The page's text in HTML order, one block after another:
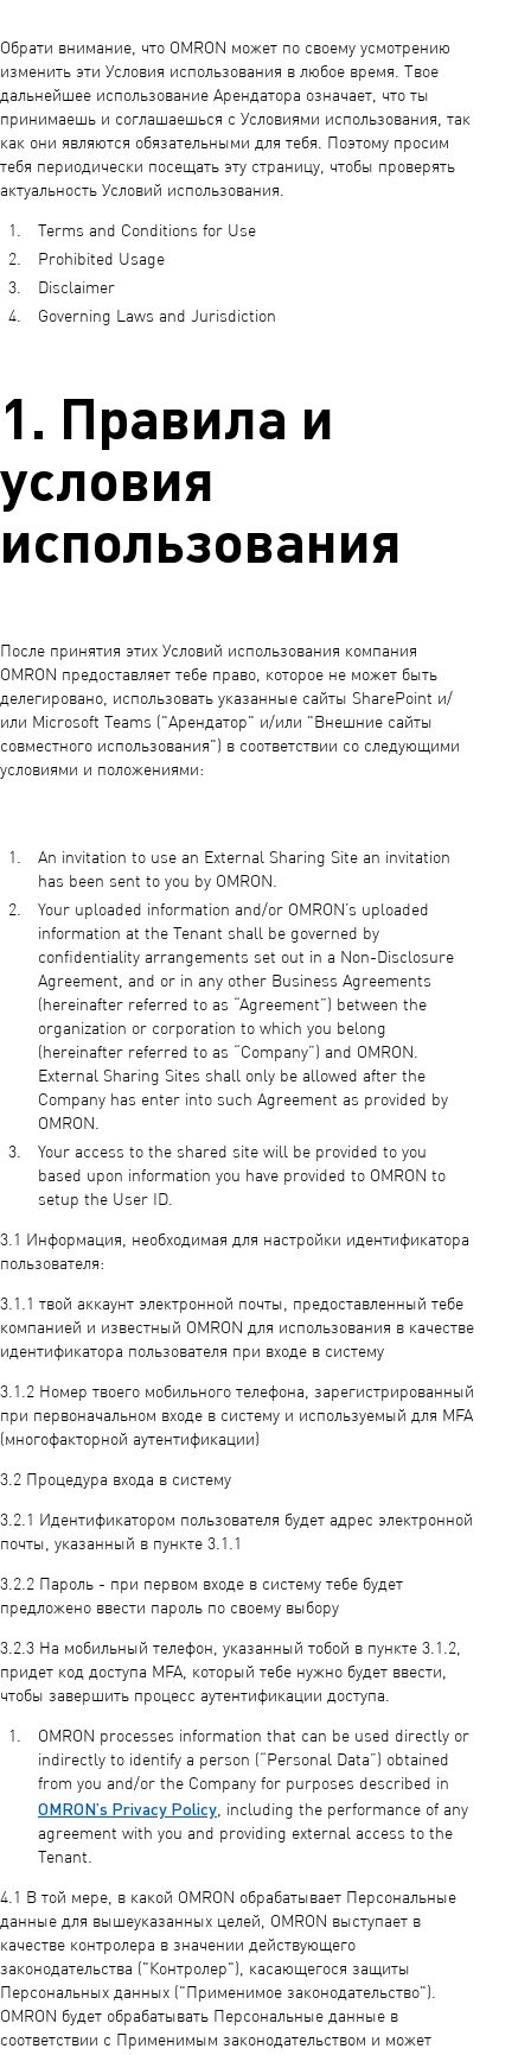
Обрати внимание, что OMRON может по своему усмотрению
изменить эти Условия использования в любое время. Твое
дальнейшее использование Арендатора означает, что ты
принимаешь и соглашаешься с Условиями использования, так
как они являются обязательными для тебя. Поэтому просим
тебя периодически посещать эту страницу, чтобы проверять
актуальность Условий использования.
Terms and Conditions for Use
Prohibited Usage
Disclaimer
Governing Laws and Jurisdiction
1. Правила и
условия
использования
После принятия этих Условий использования компания
OMRON предоставляет тебе право, которое не может быть
делегировано, использовать указанные сайты SharePoint и/
или Microsoft Teams ("Арендатор" и/или "Внешние сайты
совместного использования") в соответствии со следующими
условиями и положениями:
An invitation to use an External Sharing Site an invitation
has been sent to you by OMRON.
Your uploaded information and/or OMRON’s uploaded
information at the Tenant shall be governed by
confidentiality arrangements set out in a Non-Disclosure
Agreement, and or in any other Business Agreements
(hereinafter referred to as “Agreement”) between the
organization or corporation to which you belong
(hereinafter referred to as “Company”) and OMRON.
External Sharing Sites shall only be allowed after the
Company has enter into such Agreement as provided by
OMRON.
Your access to the shared site will be provided to you
based upon information you have provided to OMRON to
setup the User ID.
3.1 Информация, необходимая для настройки идентификатора
пользователя:
3.1.1 твой аккаунт электронной почты, предоставленный тебе
компанией и известный OMRON для использования в качестве
идентификатора пользователя при входе в систему
3.1.2 Номер твоего мобильного телефона, зарегистрированный
при первоначальном входе в систему и используемый для MFA
(многофакторной аутентификации)
3.2 Процедура входа в систему
3.2.1 Идентификатором пользователя будет адрес электронной
почты, указанный в пункте 3.1.1
3.2.2 Пароль - при первом входе в систему тебе будет
предложено ввести пароль по своему выбору
3.2.3 На мобильный телефон, указанный тобой в пункте 3.1.2,
придет код доступа MFA, который тебе нужно будет ввести,
чтобы завершить процесс аутентификации доступа.
OMRON processes information that can be used directly or
indirectly to identify a person (“Personal Data”) obtained
from you and/or the Company for purposes described in
OMRON’s Privacy Policy, including the performance of any
agreement with you and providing external access to the
Tenant.
4.1 В той мере, в какой OMRON обрабатывает Персональные
данные для вышеуказанных целей, OMRON выступает в
качестве контролера в значении действующего
законодательства ("Контролер"), касающегося защиты
Персональных данных ("Применимое законодательство").
OMRON будет обрабатывать Персональные данные в
соответствии с Применимым законодательством и может